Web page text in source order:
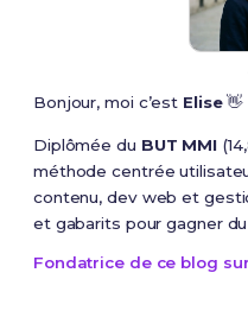
Bonjour, moi c’est Elise👋
Diplômée du BUT MMI
méthode centrée
contenu, dev web et
et gabarits pour gagner
Fondatrice de ce blog sur